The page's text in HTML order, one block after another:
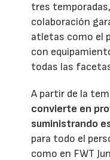
tres
colaboración
atletas como el
con
todas las
A partir de la
convierte en
suministrando
para todo el
como en FWT